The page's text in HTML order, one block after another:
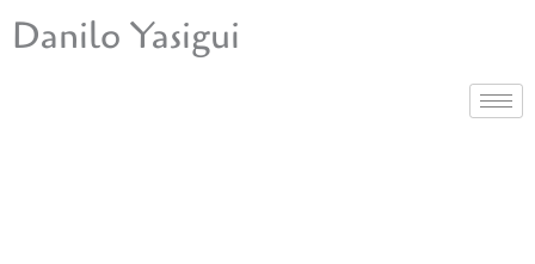
para
Danilo Yasigui